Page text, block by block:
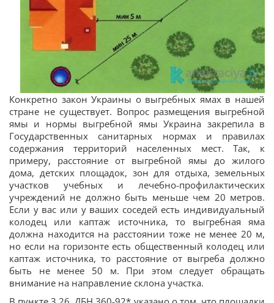
Конкретно закон Украины о выгребных ямах в нашей
стране не существует. Вопрос размещения выгребной
ямы и нормы выгребной ямы Украина закрепила в
Государственных санитарных нормах и правилах
содержания территорий населенных мест. Так, к
примеру, расстояние от выгребной ямы до жилого
дома, детских площадок, зон для отдыха, земельных
участков учебных и лечебно-профилактических
учреждений не должно быть меньше чем 20 метров.
Если у вас или у ваших соседей есть индивидуальный
колодец или каптаж источника, то выгребная яма
должна находится на расстоянии тоже не менее 20 м,
но если на горизонте есть общественный колодец или
каптаж источника, то расстояние от выгреба должно
быть не менее 50 м. При этом следует обращать
внимание на направление склона участка.